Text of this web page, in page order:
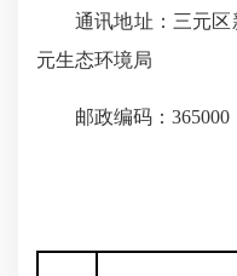
通讯地址：三元区
元生态环境局
邮政编码：365000